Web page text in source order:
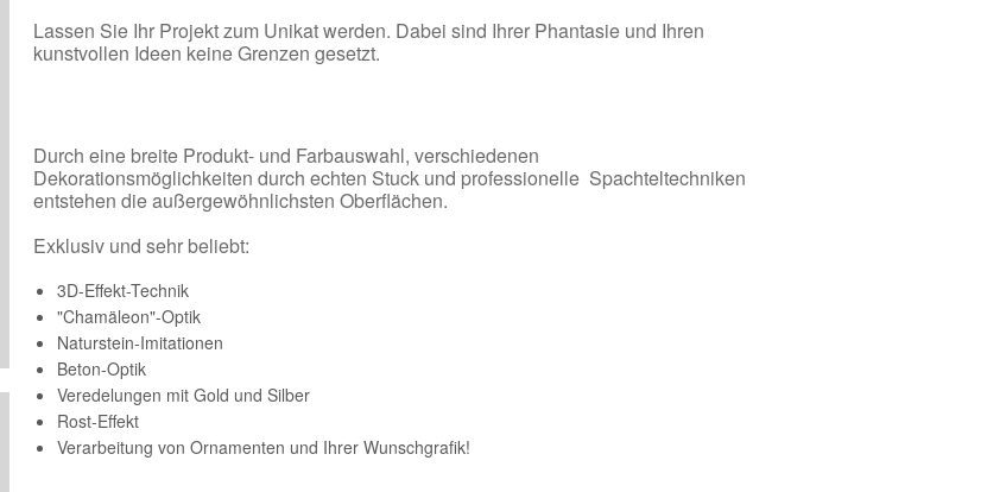
Lassen Sie Ihr Projekt zum Unikat werden. Dabei sind Ihrer Phantasie und Ihren
kunstvollen Ideen keine Grenzen gesetzt.
Durch eine breite Produkt- und Farbauswahl, verschiedenen
Dekorationsmöglichkeiten durch echten Stuck und professionelle Spachteltechniken
entstehen die außergewöhnlichsten Oberflächen.
Exklusiv und sehr beliebt:
3D-Effekt-Technik
"Chamäleon"-Optik
Naturstein-Imitationen
Beton-Optik
Veredelungen mit Gold und Silber
Rost-Effekt
Verarbeitung von Ornamenten und Ihrer Wunschgrafik!